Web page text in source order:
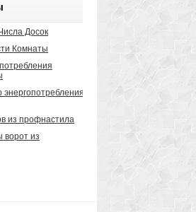
Досок
Комнаты
энергопотребления
из профнастила
ворот из